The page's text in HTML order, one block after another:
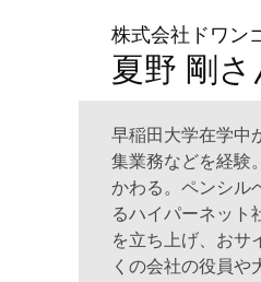
株式会社ドワ
夏野 剛さ
早稲田大学在学中
集業務などを経験
かわる。ペンシル
るハイパーネット
を立ち上げ、おサ
くの会社の役員や